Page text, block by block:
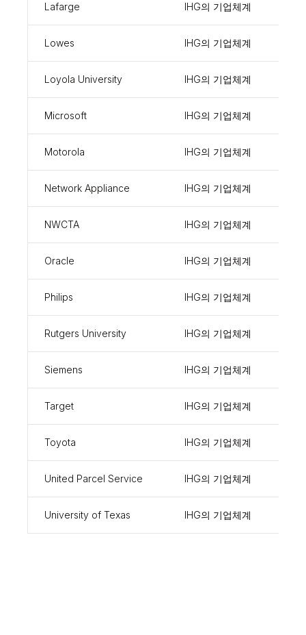
Lafarge IHG의 기업체계
Lowes IHG의 기업체계
Loyola University IHG의 기업체계
Microsoft IHG의 기업체계
Motorola IHG의 기업체계
Network Appliance IHG의 기업체계
NWCTA IHG의 기업체계
Oracle IHG의 기업체계
Philips IHG의 기업체계
Rutgers University IHG의 기업체계
Siemens IHG의 기업체계
Target IHG의 기업체계
Toyota IHG의 기업체계
United Parcel Service IHG의 기업체계
University of Texas IHG의 기업체계